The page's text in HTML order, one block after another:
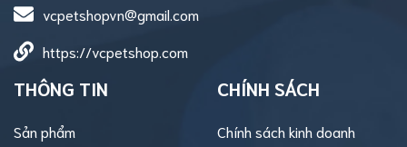
vcpetshopvn@gmail.com
https://vcpetshop.com
THÔNG TIN
Sản phẩm
CHÍNH SÁCH
Chính sách kinh doanh